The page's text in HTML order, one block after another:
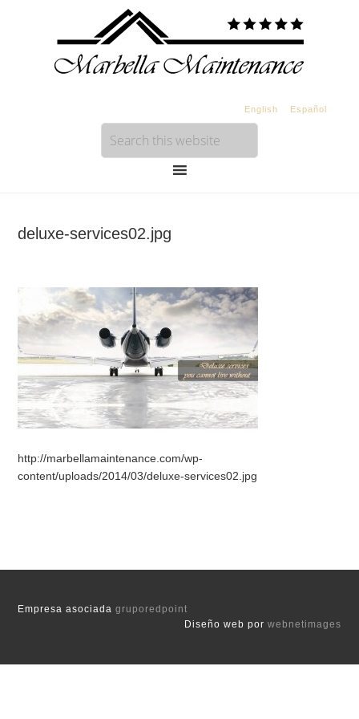
English Español
deluxe-services02.jpg
http://marbellamaintenance.com/wp-
content/uploads/2014/03/deluxe-services02.jpg
Empresa asociadagruporedpoint
Diseño web por webnetimages